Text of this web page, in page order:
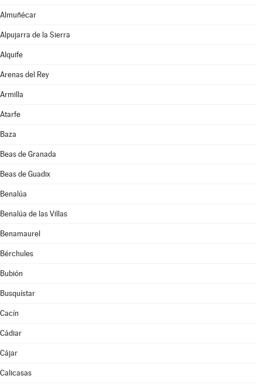
Almuñécar
Alpujarra de la Sierra
Alquife
Arenas del Rey
Armilla
Atarfe
Baza
Beas de Granada
Beas de Guadix
Benalúa
Benalúa de las Villas
Benamaurel
Bérchules
Bubión
Busquístar
Cacín
Cádiar
Cájar
Calicasas